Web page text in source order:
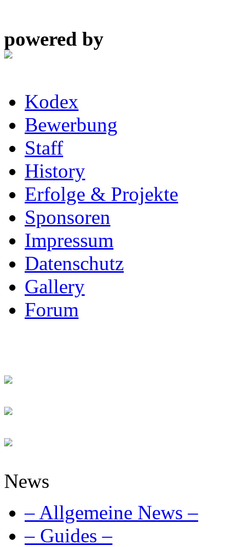
powered by
Kodex
Bewerbung
Staff
History
Erfolge & Projekte
Sponsoren
Impressum
Datenschutz
Gallery
Forum
News
– Allgemeine News –
– Guides –